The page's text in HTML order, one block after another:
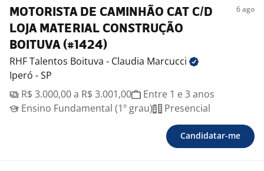
MOTORISTA DE CAMINHÃO CAT C/D
LOJA MATERIAL CONSTRUÇÃO
BOITUVA (#1424)
6 ago
RHF Talentos Boituva - Claudia Marcucci
Iperó - SP
R$ 3.000,00 a R$ 3.001,00
Entre 1 e 3 anos
Ensino Fundamental (1º grau)
Presencial
Candidatar-me